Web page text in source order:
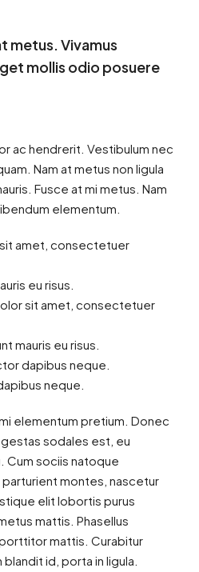
metus. Vivamus
mollis odio posuere
ac hendrerit. Vestibulum nec
Nam at metus non ligula
Fusce at mi metus. Nam
elementum.
amet, consectetuer
eu risus.
sit amet, consectetuer
mauris eu risus.
dapibus neque.
neque.
elementum pretium. Donec
sodales est, eu
Cum sociis natoque
montes, nascetur
elit lobortis purus
mattis. Phasellus
mattis. Curabitur
id, porta in ligula.